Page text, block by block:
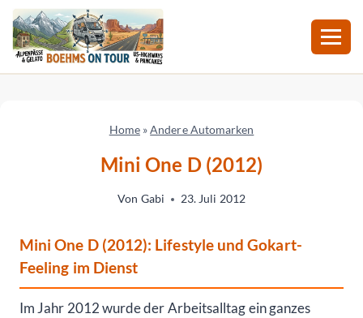
Home»Andere Automarken
Mini One D (2012)
Von Gabi 23. Juli 2012
Mini One D (2012): Lifestyle und Gokart-
Feeling im Dienst
Im Jahr 2012 wurde der Arbeitsalltag ein ganzes